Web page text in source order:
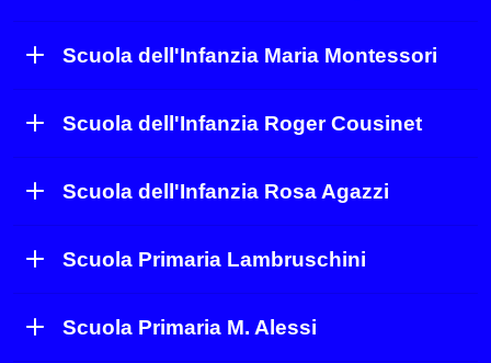
Scuola dell'Infanzia Maria Montessori
Scuola dell'Infanzia Roger Cousinet
Scuola dell'Infanzia Rosa Agazzi
Scuola Primaria Lambruschini
Scuola Primaria M. Alessi